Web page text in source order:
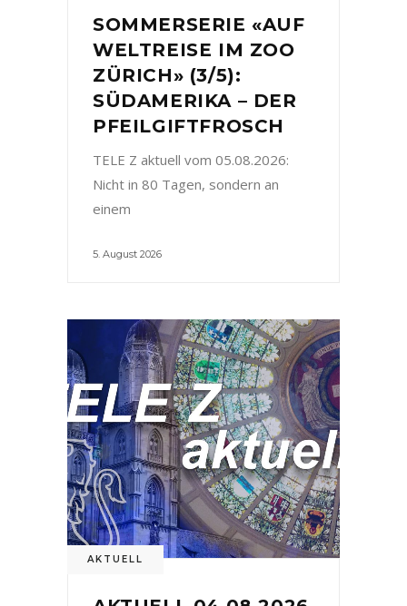
SOMMERSERIE «AUF
WELTREISE IM ZOO
ZÜRICH» (3/5):
SÜDAMERIKA – DER
PFEILGIFTFROSCH
TELE Z aktuell vom 05.08.2026:
Nicht in 80 Tagen, sondern an
einem
5. August 2026
AKTUELL